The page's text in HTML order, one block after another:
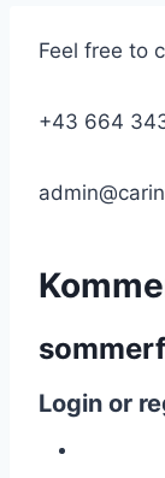
Feel free to
+43 664
Login or